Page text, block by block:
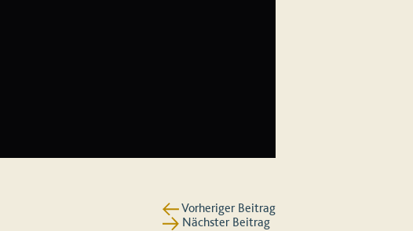
Vorheriger Beitrag
Nächster Beitrag